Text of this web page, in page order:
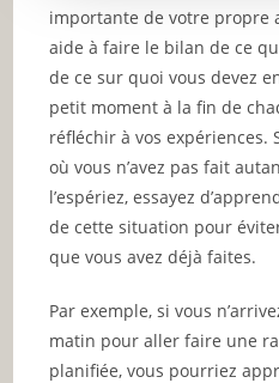
importante de votre propre
aide à faire le bilan de ce
de ce sur quoi vous devez
petit moment à la fin de
réfléchir à vos expériences.
où vous n’avez pas fait
l’espériez, essayez
de cette situation pour
que vous avez déjà faites.
Par exemple, si vous
matin pour aller faire une
planifiée, vous pourriez